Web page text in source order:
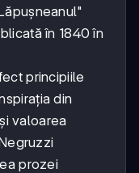
în 1840 în
principiile
din
valoarea
prozei